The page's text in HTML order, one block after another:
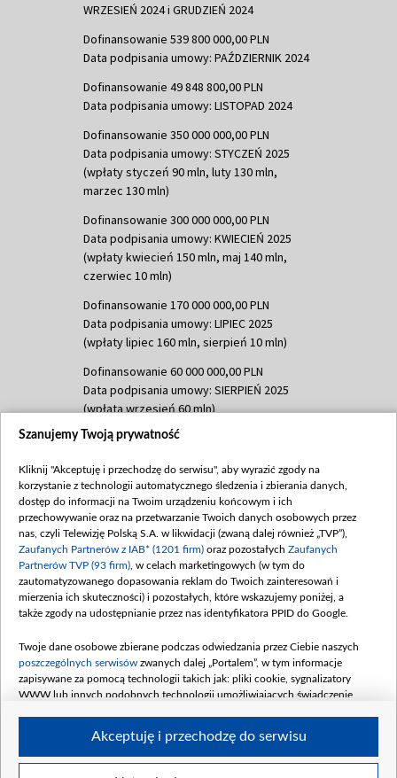
WRZESIEŃ 2024 i GRUDZIEŃ 2024
Dofinansowanie 539 800 000,00 PLN
Data podpisania umowy: PAŹDZIERNIK 2024
Dofinansowanie 49 848 800,00 PLN
Data podpisania umowy: LISTOPAD 2024
Dofinansowanie 350 000 000,00 PLN
Data podpisania umowy: STYCZEŃ 2025
(wpłaty styczeń 90 mln, luty 130 mln,
marzec 130 mln)
Dofinansowanie 300 000 000,00 PLN
Data podpisania umowy: KWIECIEŃ 2025
(wpłaty kwiecień 150 mln, maj 140 mln,
czerwiec 10 mln)
Dofinansowanie 170 000 000,00 PLN
Data podpisania umowy: LIPIEC 2025
(wpłaty lipiec 160 mln, sierpień 10 mln)
Dofinansowanie 60 000 000,00 PLN
Data podpisania umowy: SIERPIEŃ 2025
(wpłata wrzesień 60 mln)
Dofinansowanie 635 783 051,21 PLN
(wpłata wrzesień 100 mln, październik 350
mln, listopad 265 mln)
Dofinansowanie 48 862 000,00 PLN
Data podpisania umowy: GRUDZIEŃ 2025
(wpłata grudzień 60,548 mln)
Dofinansowanie 900 000 000,00 PLN
Data podpisania umowy: LUTY 2026 (wpłata
kwiecień 180 mln, 7 maja 180 mln, 8
czerwca 90 mln)
Dofinansowanie 250 000 000,00 PLN
4 sierpnia 250 mln
Szanujemy Twoją prywatność
Kliknij "Akceptuję i przechodzę do serwisu", aby wyrazić zgody na
korzystanie z technologii automatycznego śledzenia i zbierania danych,
dostęp do informacji na Twoim urządzeniu końcowym i ich
przechowywanie oraz na przetwarzanie Twoich danych osobowych przez
nas, czyli Telewizję Polską S.A. w likwidacji (zwaną dalej również „TVP”),
Zaufanych Partnerów z IAB* (1201 firm) oraz pozostałych Zaufanych
Partnerów TVP (93 firm) , w celach marketingowych (w tym do
zautomatyzowanego dopasowania reklam do Twoich zainteresowań i
mierzenia ich skuteczności) i pozostałych, które wskazujemy poniżej, a
także zgody na udostępnianie przez nas identyfikatora PPID do Google.
Twoje dane osobowe zbierane podczas odwiedzania przez Ciebie naszych
poszczególnych serwisów zwanych dalej „Portalem”, w tym informacje
zapisywane za pomocą technologii takich jak: pliki cookie, sygnalizatory
WWW lub innych podobnych technologii umożliwiających świadczenie
Akceptuję i przechodzę do serwisu